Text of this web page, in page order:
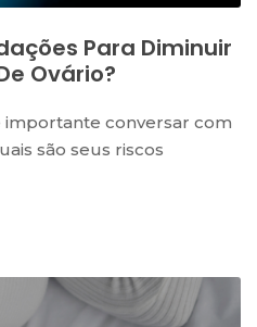
Para Diminuir
Ovário?
conversar com
são seus riscos